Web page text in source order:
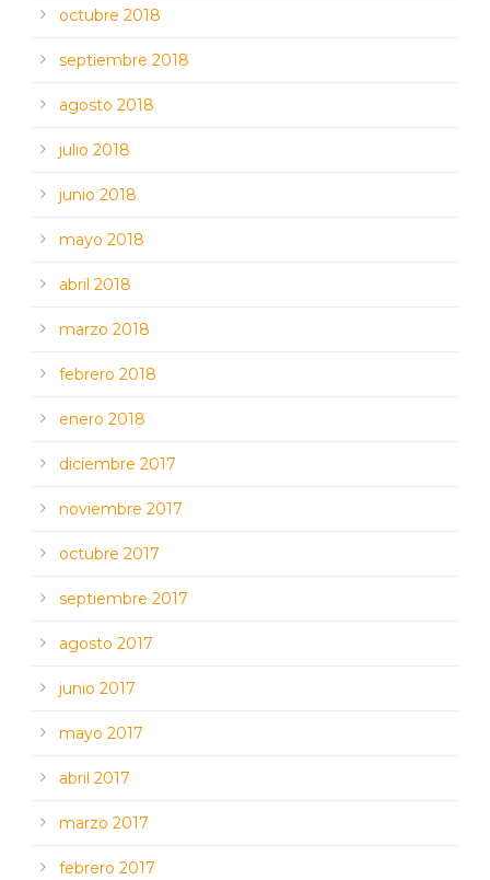
octubre 2018
septiembre 2018
agosto 2018
julio 2018
junio 2018
mayo 2018
abril 2018
marzo 2018
febrero 2018
enero 2018
diciembre 2017
noviembre 2017
octubre 2017
septiembre 2017
agosto 2017
junio 2017
mayo 2017
abril 2017
marzo 2017
febrero 2017